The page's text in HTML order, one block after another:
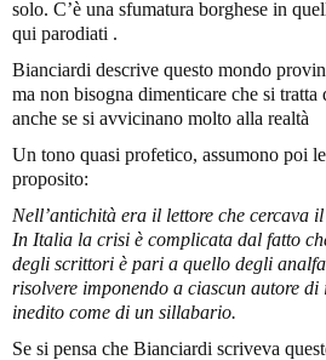
solo. C’è una sfumatura borghese in
qui parodiati .
Bianciardi descrive questo mondo
ma non bisogna dimenticare che si
anche se si avvicinano molto alla realtà
Un tono quasi profetico, assumono poi
proposito:
Nell’antichità era il lettore che
In Italia la crisi è complicata dal fatto
degli scrittori è pari a quello degli
risolvere imponendo a ciascun autore
inedito come di un sillabario.
Se si pensa che Bianciardi scriveva